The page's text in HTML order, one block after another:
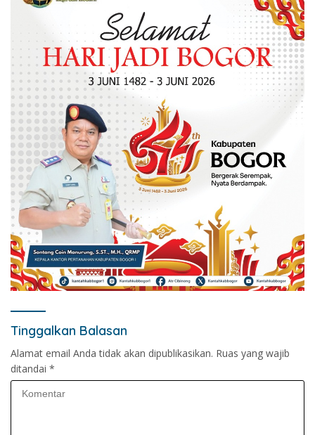
Tinggalkan Balasan
Alamat email Anda tidak akan dipublikasikan. Ruas yang wajib
ditandai *